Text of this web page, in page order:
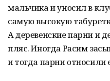
мальчика и уносил в
самую высокую
А деревенские парни и
пляс. Иногда Расим
и тогда парни относили